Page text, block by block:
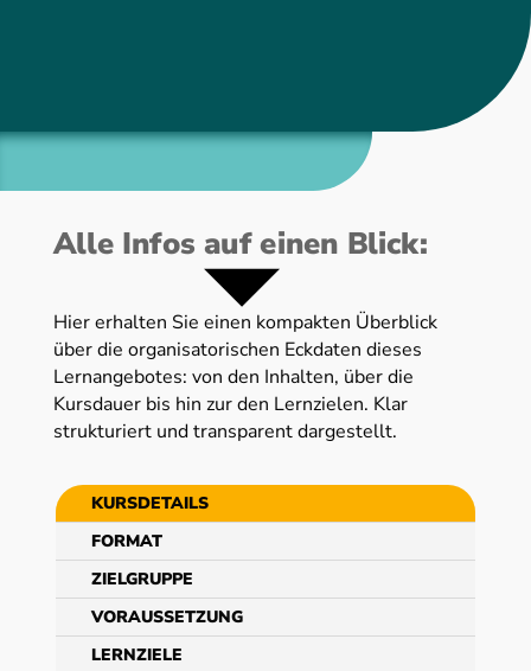
Alle Infos auf einen Blick:
Hier erhalten Sie einen kompakten Überblick
über die organisatorischen Eckdaten dieses
Lernangebotes: von den Inhalten, über die
Kursdauer bis hin zur den Lernzielen. Klar
strukturiert und transparent dargestellt.
KURSDETAILS
FORMAT
ZIELGRUPPE
VORAUSSETZUNG
LERNZIELE